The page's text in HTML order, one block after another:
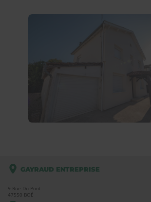
GAYRAUD ENTREPRISE
9 Rue Du Pont
47550 BOÉ